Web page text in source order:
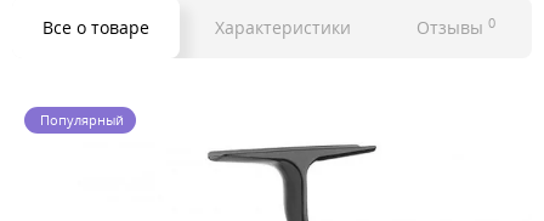
Все о товаре Характеристики Отзывы 0
Популярный